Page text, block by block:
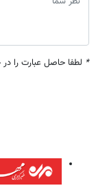
* لطفا حاصل عبارت را